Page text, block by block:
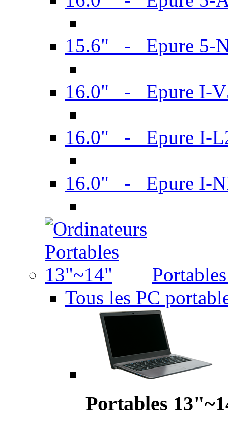
15.6" - Epure 5-
16.0" - Epure I-
16.0" - Epure I-
16.0" - Epure I-
Tous les PC
Portables